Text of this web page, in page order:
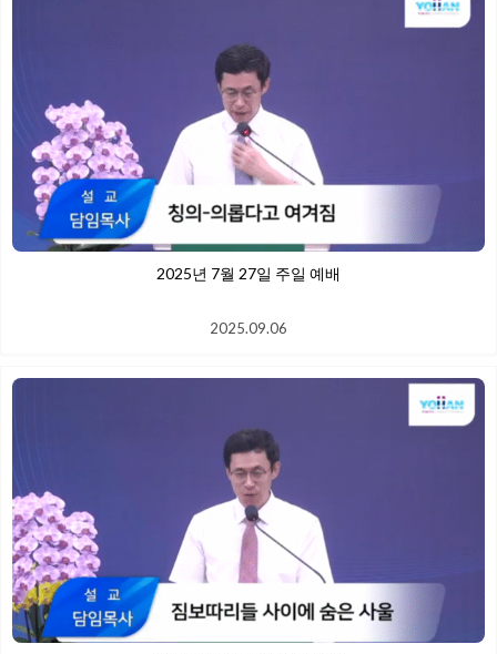
2025년 7월 27일 주일 예배
2025.09.06